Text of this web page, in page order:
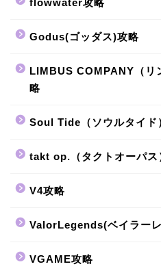
flowwater攻略
Godus(ゴッダス)攻略
LIMBUS COMPANY（リ
略
Soul Tide（ソウルタイド
takt op.（タクトオーパス
V4攻略
ValorLegends(ベイラー
VGAME攻略